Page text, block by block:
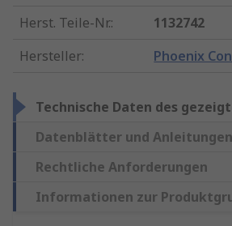
Herst. Teile-Nr.:
1132742
Hersteller: Phoenix
Technische Daten des
Datenblätter und Anleitungen
Rechtliche Anforderungen
Informationen zur